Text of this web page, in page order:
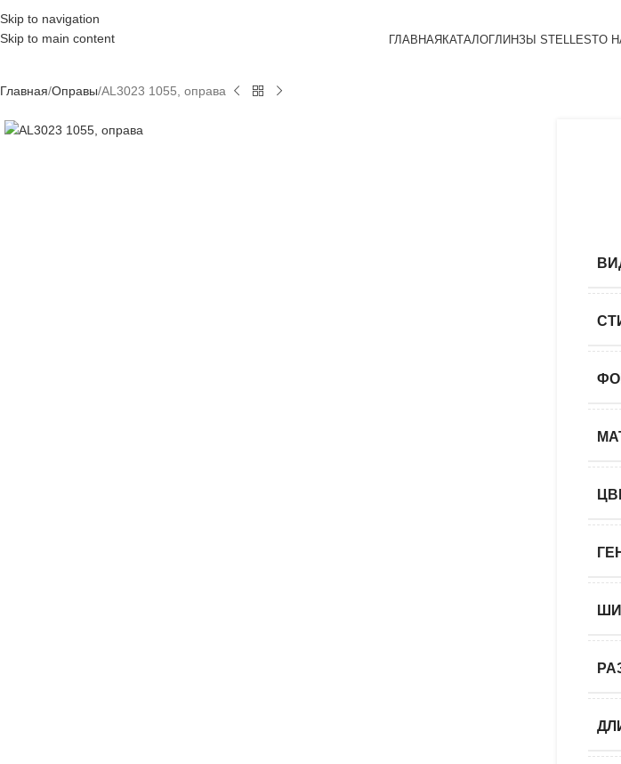
Skip to navigation
Skip to main content
ГЛАВНАЯ КАТАЛОГЛИНЗЫ STELLESTО
Главная Оправы AL3023 1055, оправа